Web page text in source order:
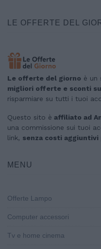
LE OFFERTE DEL
Le offerte del giorno è un
migliori offerte e sconti su
risparmiare su tutti i tuoi
Questo sito è affiliato ad
una commissione sui tuoi
link, senza costi aggiuntivi
MENU
Offerte Lampo
Computer accessori
Tv e home cinema